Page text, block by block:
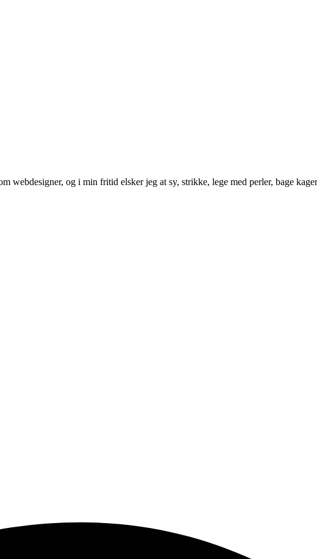
webdesigner, og i min fritid elsker jeg at sy, strikke, lege med perler, bage